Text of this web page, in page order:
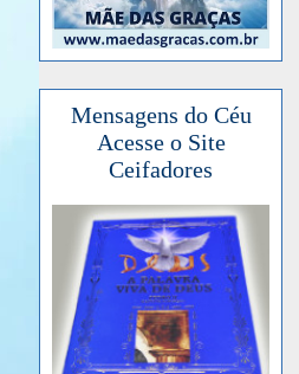
Mensagens do Céu
Acesse o Site
Ceifadores